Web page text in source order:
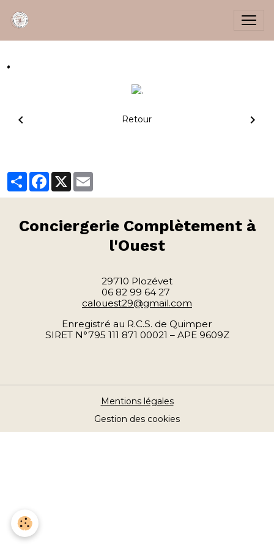
.
Retour
PartagerFacebook
X
Conciergerie Complètement à
l'Ouest
29710 Plozévet
06 82 99 64 27
calouest29@gmail.com
Enregistré au R.C.S. de Quimper
SIRET N°795 111 871 00021 – APE 9609Z
Mentions légales
Gestion des cookies